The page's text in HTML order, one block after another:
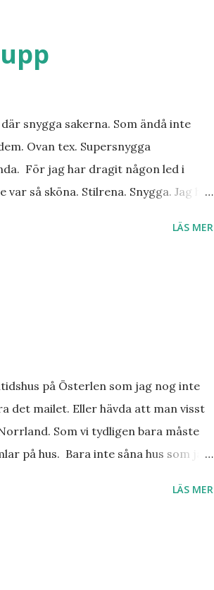
snygga sakerna. Som ändå inte
Ovan tex. Supersnygga
För jag har dragit någon led i
så sköna. Stilrena. Snygga. Jag har
jag nog inte säga.
LÄS MER
på Österlen som jag nog inte
det mailet. Eller hävda att man visst
Som vi tydligen bara måste
på hus. Bara inte såna hus som jag
LÄS MER